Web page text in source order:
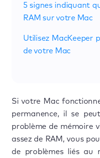
5 signes indiquant
RAM sur votre Mac
Utilisez MacKeeper
de votre Mac
Si votre Mac
permanence, il se
problème de mémoire
assez de RAM, vous
de problèmes liés au